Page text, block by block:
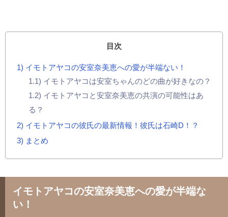
目次
1 イモトアヤコの安室奈美恵への愛が半端ない！
1.1
イモトアヤコは安室ちゃんのどの曲が好きなの？
1.2
イモトアヤコと安室奈美恵の共演の可能性はあ
る？
2 イモトアヤコの彼氏の最新情報！彼氏は石崎D！？
3
まとめ
イモトアヤコの安室奈美恵への愛が半端な
い！